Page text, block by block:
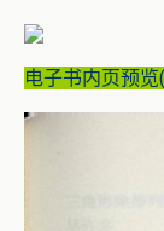
电子书内页预览